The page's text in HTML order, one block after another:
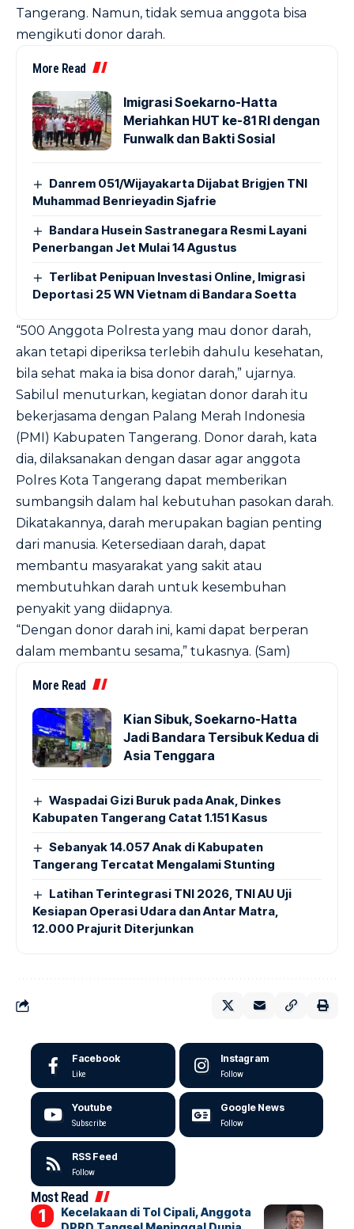
Tangerang. Namun, tidak semua anggota bisa
mengikuti donor darah.
More Read
Imigrasi Soekarno-Hatta
Meriahkan HUT ke-81 RI dengan
Funwalk dan Bakti Sosial
Danrem 051/Wijayakarta Dijabat Brigjen TNI
Muhammad Benrieyadin Sjafrie
Bandara Husein Sastranegara Resmi Layani
Penerbangan Jet Mulai 14 Agustus
Terlibat Penipuan Investasi Online, Imigrasi
Deportasi 25 WN Vietnam di Bandara Soetta
“500 Anggota Polresta yang mau donor darah,
akan tetapi diperiksa terlebih dahulu kesehatan,
bila sehat maka ia bisa donor darah,” ujarnya.
Sabilul menuturkan, kegiatan donor darah itu
bekerjasama dengan Palang Merah Indonesia
(PMI) Kabupaten Tangerang. Donor darah, kata
dia, dilaksanakan dengan dasar agar anggota
Polres Kota Tangerang dapat memberikan
sumbangsih dalam hal kebutuhan pasokan darah.
Dikatakannya, darah merupakan bagian penting
dari manusia. Ketersediaan darah, dapat
membantu masyarakat yang sakit atau
membutuhkan darah untuk kesembuhan
penyakit yang diidapnya.
“Dengan donor darah ini, kami dapat berperan
dalam membantu sesama,” tukasnya. (Sam)
More Read
Kian Sibuk, Soekarno-Hatta
Jadi Bandara Tersibuk Kedua di
Asia Tenggara
Waspadai Gizi Buruk pada Anak, Dinkes
Kabupaten Tangerang Catat 1.151 Kasus
Sebanyak 14.057 Anak di Kabupaten
Tangerang Tercatat Mengalami Stunting
Latihan Terintegrasi TNI 2026, TNI AU Uji
Kesiapan Operasi Udara dan Antar Matra,
12.000 Prajurit Diterjunkan
Facebook
Like
Instagram
Follow
Youtube
Subscribe
Google News
Follow
RSS Feed
Follow
Most Read
Kecelakaan di Tol Cipali, Anggota